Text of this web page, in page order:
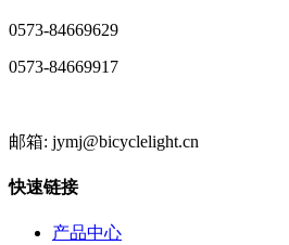
0573-84669629
0573-84669917
邮箱: jymj@bicyclelight.cn
快速链接
产品中心